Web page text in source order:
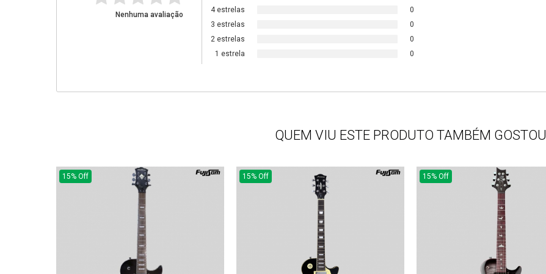
Nenhuma avaliação
4 estrelas
0
3 estrelas
0
2 estrelas
0
1 estrela
0
QUEM VIU ESTE PRODUTO TAMBÉM GOSTOU
15% Off 15% Off 15% Off